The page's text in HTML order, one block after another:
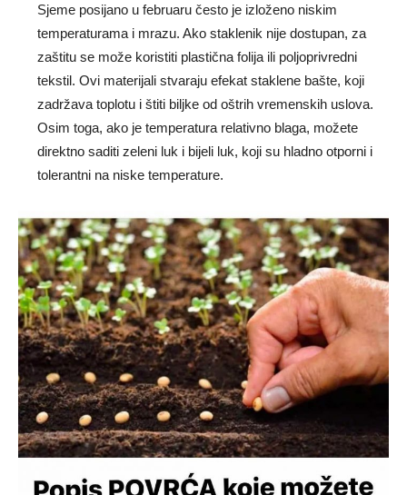
Sjeme posijano u februaru često je izloženo niskim
temperaturama i mrazu. Ako staklenik nije dostupan, za
zaštitu se može koristiti plastična folija ili poljoprivredni
tekstil. Ovi materijali stvaraju efekat staklene bašte, koji
zadržava toplotu i štiti biljke od oštrih vremenskih uslova.
Osim toga, ako je temperatura relativno blaga, možete
direktno saditi zeleni luk i bijeli luk, koji su hladno otporni i
tolerantni na niske temperature.